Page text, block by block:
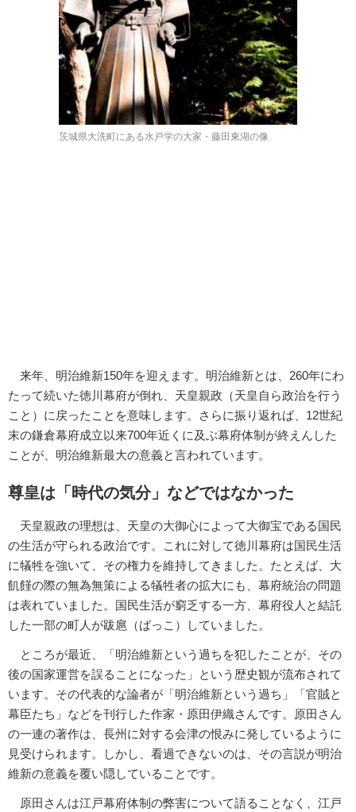
茨城県大洗町にある水戸学の大家・藤田東湖の像
来年、明治維新150年を迎えます。明治維新とは、260年にわ
たって続いた徳川幕府が倒れ、天皇親政（天皇自ら政治を行う
こと）に戻ったことを意味します。さらに振り返れば、12世紀
末の鎌倉幕府成立以来700年近くに及ぶ幕府体制が終えんした
ことが、明治維新最大の意義と言われています。
尊皇は「時代の気分」などではなかった
天皇親政の理想は、天皇の大御心によって大御宝である国民
の生活が守られる政治です。これに対して徳川幕府は国民生活
に犠牲を強いて、その権力を維持してきました。たとえば、大
飢饉の際の無為無策による犠牲者の拡大にも、幕府統治の問題
は表れていました。国民生活が窮乏する一方、幕府役人と結託
した一部の町人が跋扈（ばっこ）していました。
ところが最近、「明治維新という過ちを犯したことが、その
後の国家運営を誤ることになった」という歴史観が流布されて
います。その代表的な論者が「明治維新という過ち」「官賊と
幕臣たち」などを刊行した作家・原田伊織さんです。原田さん
の一連の著作は、長州に対する会津の恨みに発しているように
見受けられます。しかし、看過できないのは、その言説が明治
維新の意義を覆い隠していることです。
原田さんは江戸幕府体制の弊害について語ることなく、江戸